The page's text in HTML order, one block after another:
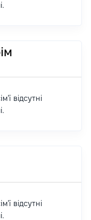
відсутні
відсутні